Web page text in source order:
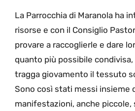
La Parrocchia di Maranola ha
risorse e con il Consiglio
provare a raccoglierle e dare
quanto più possibile
tragga giovamento il tessuto
Sono così stati messi insieme
manifestazioni, anche piccole,